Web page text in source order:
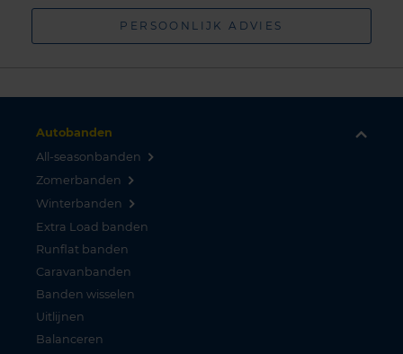
PERSOONLIJK ADVIES
Autobanden
All-seasonbanden
Zomerbanden
Winterbanden
Extra Load banden
Runflat banden
Caravanbanden
Banden wisselen
Uitlijnen
Balanceren